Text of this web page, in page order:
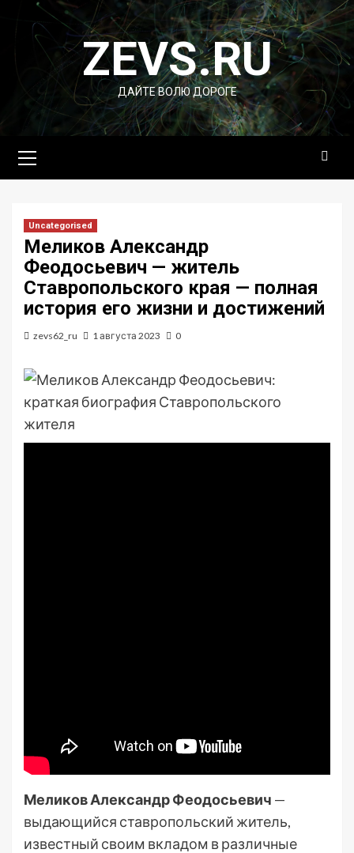
Перейти
содержимомуZEVS.RU
ДАЙТЕ ВОЛЮ ДОРОГЕ
меню
Uncategorised
Меликов Александр
Феодосьевич — житель
Ставропольского края — полная
история его жизни и достижений
zevs62_ru 1 августа 2023 0
Меликов Александр Феодосьевич —
выдающийся ставропольский житель,
известный своим вкладом в различные